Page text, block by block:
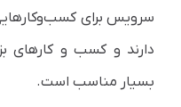
سرویس برای
دارند و کسب و کارهای
بسیار مناسب است.